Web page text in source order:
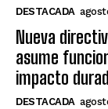
DESTACADA
Nueva
asume
impacto
DESTACADA